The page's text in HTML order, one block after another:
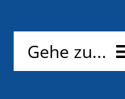
Inhalt
springenGehe zu...